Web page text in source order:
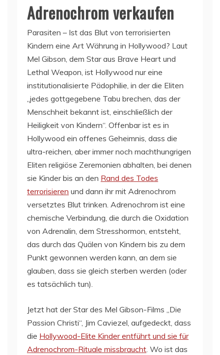
Adrenochrom verkaufen
Parasiten – Ist das Blut von terrorisierten
Kindern eine Art Währung in Hollywood? Laut
Mel Gibson, dem Star aus Brave Heart und
Lethal Weapon, ist Hollywood nur eine
institutionalisierte Pädophilie, in der die Eliten
„jedes gottgegebene Tabu brechen, das der
Menschheit bekannt ist, einschließlich der
Heiligkeit von Kindern“. Offenbar ist es in
Hollywood ein offenes Geheimnis, dass die
ultra-reichen, aber immer noch machthungrigen
Eliten religiöse Zeremonien abhalten, bei denen
sie Kinder bis an den Rand des Todes
terrorisieren und dann ihr mit Adrenochrom
versetztes Blut trinken. Adrenochrom ist eine
chemische Verbindung, die durch die Oxidation
von Adrenalin, dem Stresshormon, entsteht,
das durch das Quälen von Kindern bis zu dem
Punkt gewonnen werden kann, an dem sie
glauben, dass sie gleich sterben werden (oder
es tatsächlich tun).
Jetzt hat der Star des Mel Gibson-Films „Die
Passion Christi“, Jim Caviezel, aufgedeckt, dass
die Hollywood-Elite Kinder entführt und sie für
Adrenochrom-Rituale missbraucht . Wo ist das